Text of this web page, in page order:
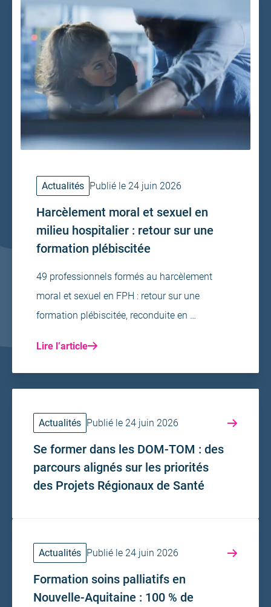
Actualités Publié le 24 juin 2026
Harcèlement moral et sexuel en
milieu hospitalier : retour sur une
formation plébiscitée
49 professionnels formés au harcèlement
moral et sexuel en FPH : retour sur une
formation plébiscitée, reconduite en …
Lire l’article
Actualités Publié le 24 juin 2026
Se former dans les DOM-TOM : des
parcours alignés sur les priorités
des Projets Régionaux de Santé
Actualités Publié le 24 juin 2026
Formation soins palliatifs en
Nouvelle-Aquitaine : 100 % de